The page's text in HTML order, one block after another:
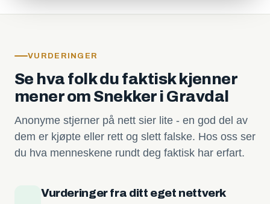
VURDERINGER
Se hva folk du faktisk kjenner
mener om Snekker i Gravdal
Anonyme stjerner på nett sier lite - en god del av
dem er kjøpte eller rett og slett falske. Hos oss ser
du hva menneskene rundt deg faktisk har erfart.
Vurderinger fra ditt eget nettverk